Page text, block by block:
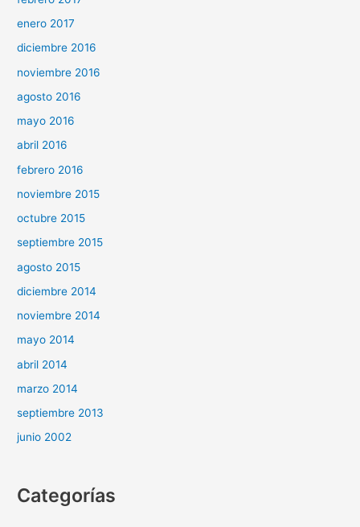
enero 2017
diciembre 2016
noviembre 2016
agosto 2016
mayo 2016
abril 2016
febrero 2016
noviembre 2015
octubre 2015
septiembre 2015
agosto 2015
diciembre 2014
noviembre 2014
mayo 2014
abril 2014
marzo 2014
septiembre 2013
junio 2002
Categorías